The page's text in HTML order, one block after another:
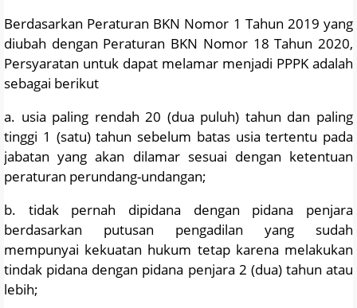
Berdasarkan Peraturan BKN Nomor 1 Tahun 2019 yang
diubah dengan Peraturan BKN Nomor 18 Tahun 2020,
Persyaratan untuk dapat melamar menjadi PPPK adalah
sebagai berikut
a. usia paling rendah 20 (dua puluh) tahun dan paling
tinggi 1 (satu) tahun sebelum batas usia tertentu pada
jabatan yang akan dilamar sesuai dengan ketentuan
peraturan perundang-undangan;
b. tidak pernah dipidana dengan pidana penjara
berdasarkan putusan pengadilan yang sudah
mempunyai kekuatan hukum tetap karena melakukan
tindak pidana dengan pidana penjara 2 (dua) tahun atau
lebih;